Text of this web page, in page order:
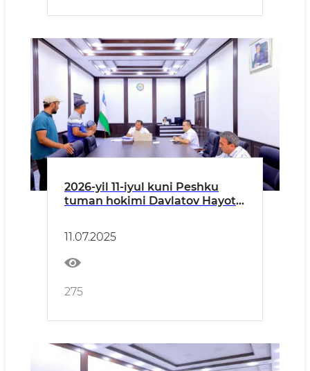
2026-yil 11-iyul kuni Peshku
tuman hokimi Davlatov Hayot
asosida tuman hokimligi
binosida mahalliy aholi vakillari
uchun ommaviy qabul
o‘tkazildi.
11.07.2025
275